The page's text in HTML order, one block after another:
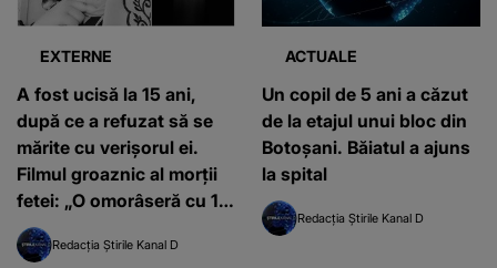
EXTERNE
A fost ucisă la 15 ani,
după ce a refuzat să se
mărite cu verișorul ei.
Filmul groaznic al morții
fetei: „O omorâseră cu 10
gloanțe și îi despicaseră
capul cu un topor”
Redacția Știrile Kanal D
ACTUALE
Un copil de 5 ani a căzut
de la etajul unui bloc din
Botoșani. Băiatul a ajuns
la spital
Redacția Știrile Kanal D